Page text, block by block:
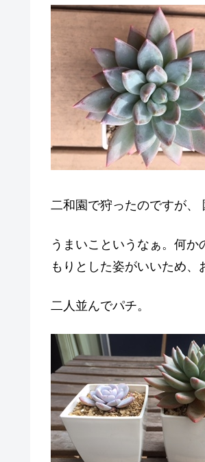
二和園で狩ったのですが、
うまいこというなぁ。何
もりとした姿がいいため、
二人並んでパチ。